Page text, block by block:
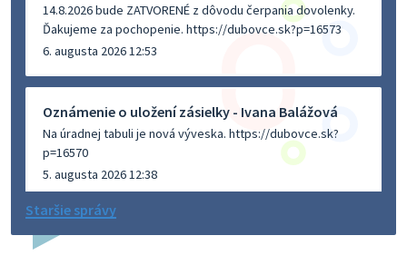
14.8.2026 bude ZATVORENÉ z dôvodu čerpania dovolenky.
Ďakujeme za pochopenie. https://dubovce.sk?p=16573
6. augusta 2026 12:53
Oznámenie o uložení zásielky - Ivana Balážová
Na úradnej tabuli je nová výveska. https://dubovce.sk?
p=16570
5. augusta 2026 12:38
Dovolenka - MUDr. Marián Sivoň
Staršie správy